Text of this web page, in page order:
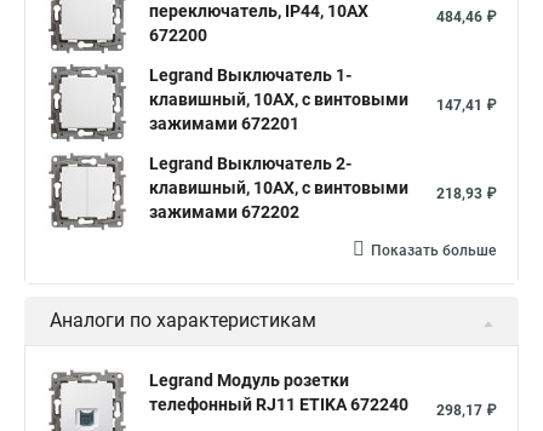
переключатель, IP44, 10AX
672200
484,46 ₽
Legrand Выключатель 1-
клавишный, 10АХ, с винтовыми
зажимами 672201
147,41 ₽
Legrand Выключатель 2-
клавишный, 10АХ, с винтовыми
зажимами 672202
218,93 ₽
Показать больше
Аналоги по характеристикам
Legrand Модуль розетки
телефонный RJ11 ETIKA 672240
298,17 ₽